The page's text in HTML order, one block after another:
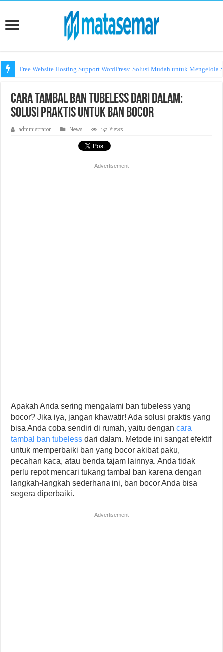
Free Website Hosting Support WordPress: Solusi Mudah untuk Mengelola
Cara Tambal Ban Tubeless dari Dalam:
Solusi Praktis untuk Ban Bocor
administrator News 142 Views
Advertisement
Apakah Anda sering mengalami ban tubeless yang
bocor? Jika iya, jangan khawatir! Ada solusi praktis yang
bisa Anda coba sendiri di rumah, yaitu dengancara
tambal ban tubeless dari dalam. Metode ini sangat efektif
untuk memperbaiki ban yang bocor akibat paku,
pecahan kaca, atau benda tajam lainnya. Anda tidak
perlu repot mencari tukang tambal ban karena dengan
langkah-langkah sederhana ini, ban bocor Anda bisa
segera diperbaiki.
Advertisement